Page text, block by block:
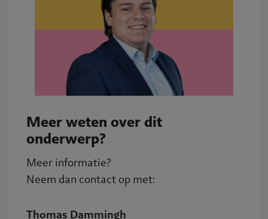
Meer weten over dit
onderwerp?
Meer informatie?
Neem dan contact op met:
Thomas Dammingh